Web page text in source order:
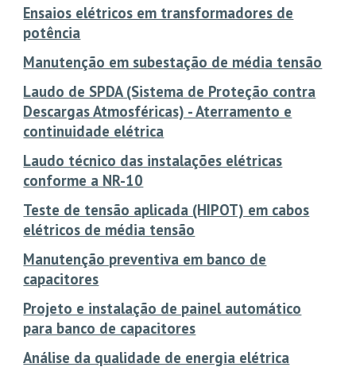
Ensaios elétricos em transformadores de
potência
Manutenção em subestação de média tensão
Laudo de SPDA (Sistema de Proteção contra
Descargas Atmosféricas) - Aterramento e
continuidade elétrica
Laudo técnico das instalações elétricas
conforme a NR-10
Teste de tensão aplicada (HIPOT) em cabos
elétricos de média tensão
Manutenção preventiva em banco de
capacitores
Projeto e instalação de painel automático
para banco de capacitores
Análise da qualidade de energia elétrica